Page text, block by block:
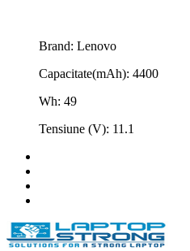
Brand: Lenovo
Capacitate(mAh): 4400
Wh: 49
Tensiune (V): 11.1